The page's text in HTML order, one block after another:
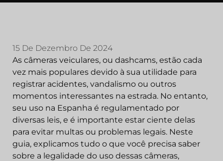
15 De Dezembro De 2024
As câmeras veiculares, ou dashcams, estão cada
vez mais populares devido à sua utilidade para
registrar acidentes, vandalismo ou outros
momentos interessantes na estrada. No entanto,
seu uso na Espanha é regulamentado por
diversas leis, e é importante estar ciente delas
para evitar multas ou problemas legais. Neste
guia, explicamos tudo o que você precisa saber
sobre a legalidade do uso dessas câmeras,